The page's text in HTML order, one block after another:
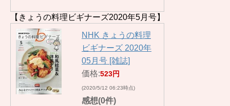
【きょうの料理ビギナーズ2020年5月号】
NHK きょうの料理
ビギナーズ 2020年
05月号 [雑誌]
価格:523円
(2020/5/12 06:23時点)
感想(0件)